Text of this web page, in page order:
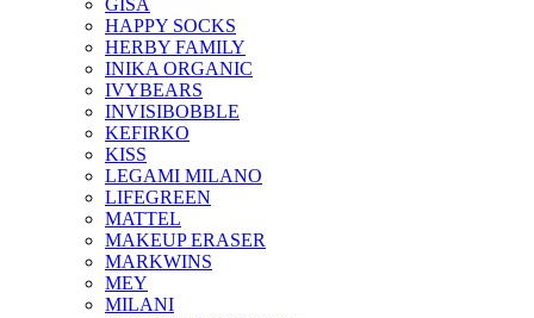
GISA
HAPPY SOCKS
HERBY FAMILY
INIKA ORGANIC
IVYBEARS
INVISIBOBBLE
KEFIRKO
KISS
LEGAMI MILANO
LIFEGREEN
MATTEL
MAKEUP ERASER
MARKWINS
MEY
MILANI